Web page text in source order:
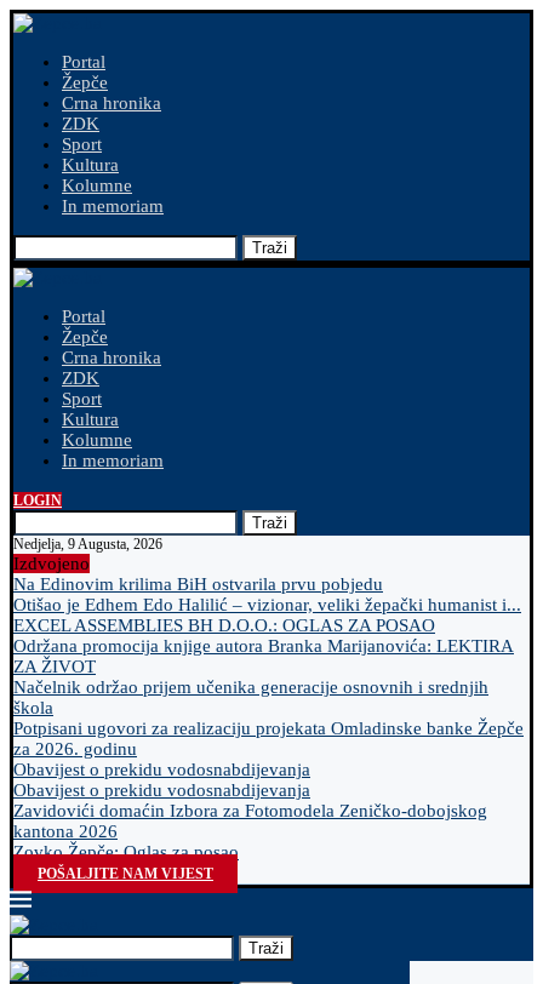
Portal
Žepče
Crna hronika
ZDK
Sport
Kultura
Kolumne
In memoriam
Traži
Portal
Žepče
Crna hronika
ZDK
Sport
Kultura
Kolumne
In memoriam
LOGIN
Traži
Nedjelja, 9 Augusta, 2026
Izdvojeno
Na Edinovim krilima BiH ostvarila prvu pobjedu
Otišao je Edhem Edo Halilić – vizionar, veliki žepački humanist i...
EXCEL ASSEMBLIES BH D.O.O.: OGLAS ZA POSAO
Održana promocija knjige autora Branka Marijanovića: LEKTIRA
ZA ŽIVOT
Načelnik održao prijem učenika generacije osnovnih i srednjih
škola
Potpisani ugovori za realizaciju projekata Omladinske banke Žepče
za 2026. godinu
Obavijest o prekidu vodosnabdijevanja
Obavijest o prekidu vodosnabdijevanja
Zavidovići domaćin Izbora za Fotomodela Zeničko-dobojskog
kantona 2026
Zovko Žepče: Oglas za posao
POŠALJITE NAM VIJEST
Traži